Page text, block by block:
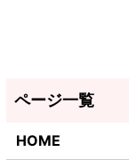
HOME